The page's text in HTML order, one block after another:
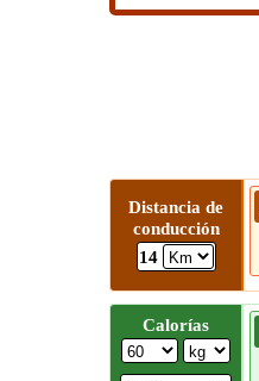
Distancia de
conducción
14
Calorías